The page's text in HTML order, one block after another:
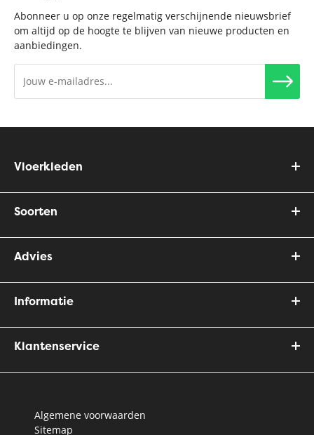
Abonneer u op onze regelmatig verschijnende nieuwsbrief
om altijd op de hoogte te blijven van nieuwe producten en
aanbiedingen.
Vloerkleden
Soorten
Advies
Informatie
Klantenservice
Algemene voorwaarden
Sitemap